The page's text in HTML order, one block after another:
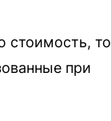
стоимость, то
при